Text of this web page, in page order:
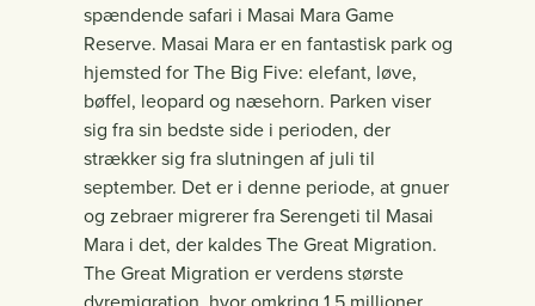
spændende safari i Masai Mara Game
Reserve. Masai Mara er en fantastisk park og
hjemsted for The Big Five: elefant, løve,
bøffel, leopard og næsehorn. Parken viser
sig fra sin bedste side i perioden, der
strækker sig fra slutningen af juli til
september. Det er i denne periode, at gnuer
og zebraer migrerer fra Serengeti til Masai
Mara i det, der kaldes The Great Migration.
The Great Migration er verdens største